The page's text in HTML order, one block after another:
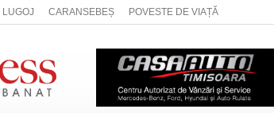
LUGOJ CARANSEBEȘ POVESTE DE VIAȚĂ